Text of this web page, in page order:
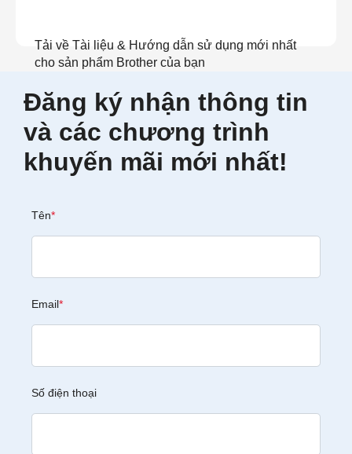
Tải về Tài liệu & Hướng dẫn sử dụng mới nhất
cho sản phẩm Brother của bạn
Xem tài liệu
Đăng ký nhận thông tin
và các chương trình
khuyến mãi mới nhất!
Tên*
Email*
Số điện thoại